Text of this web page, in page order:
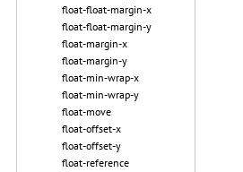
float-float-margin-x
float-float-margin-y
float-margin-x
float-margin-y
float-min-wrap-x
float-min-wrap-y
float-move
float-offset-x
float-offset-y
float-reference